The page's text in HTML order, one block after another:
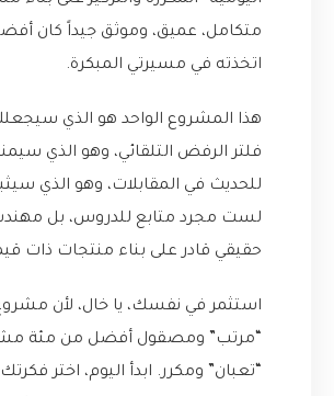
متكامل، عميق، وموثق جيداً كان
اتخذته في مسيرتي المبكرة.
هذا المشروع الواحد هو الذي
فلتر الرفض التلقائي، وهو الذي
للحديث في المقابلات، وهو الذي
لست مجرد متابع للدروس، بل
حقيقي قادر على بناء منتجات ذات
استثمر في نفسك، يا خال، لأن
“مرتب” ومصقول أفضل من مئة
“تعبان” ومكرر. ابدأ اليوم، اختر